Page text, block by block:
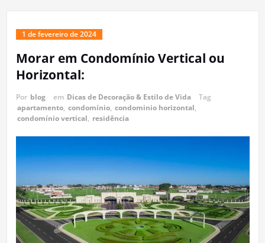
1 de fevereiro de 2024
Morar em Condomínio Vertical ou
Horizontal:
Por blog em Dicas de Decoração & Estilo de Vida
Tag
apartamento, condomínio, condominio horizontal,
condomínio vertical, residência